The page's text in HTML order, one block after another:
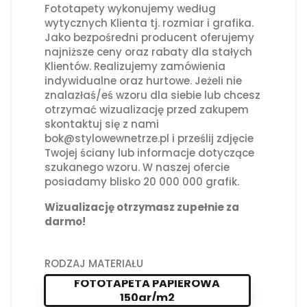
Fototapety wykonujemy według
wytycznych Klienta tj. rozmiar i grafika.
Jako bezpośredni producent oferujemy
najniższe ceny oraz rabaty dla stałych
Klientów. Realizujemy zamówienia
indywidualne oraz hurtowe. Jeżeli nie
znalazłaś/eś wzoru dla siebie lub chcesz
otrzymać wizualizację przed zakupem
skontaktuj się z nami
bok@stylowewnetrze.pl i prześlij zdjęcie
Twojej ściany lub informacje dotyczące
szukanego wzoru. W naszej ofercie
posiadamy blisko 20 000 000 grafik.
Wizualizację otrzymasz zupełnie za
darmo!
RODZAJ MATERIAŁU
FOTOTAPETA PAPIEROWA
150gr/m2